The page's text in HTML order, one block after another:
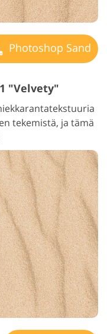
Photoshop Sand
"Velvety"
tekemistä, ja tämä